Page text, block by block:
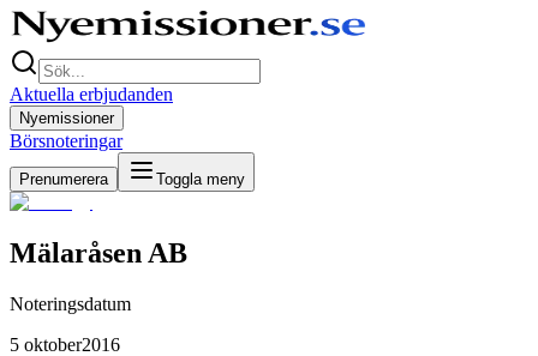
Aktuella erbjudanden
Nyemissioner
Börsnoteringar
Prenumerera Toggla meny
Mälaråsen AB
Noteringsdatum
5 oktober2016